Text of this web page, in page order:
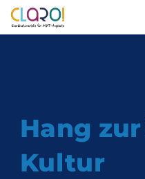
Kategorie:
Hang zur
Kultur